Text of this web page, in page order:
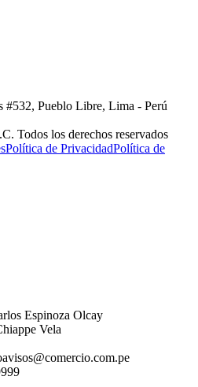
#532, Pueblo Libre, Lima - Perú
Todos los derechos reservados
Política de PrivacidadPolítica de
Espinoza Olcay
Vela